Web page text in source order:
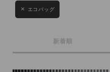
カテゴリ
エコバッグ
新着順